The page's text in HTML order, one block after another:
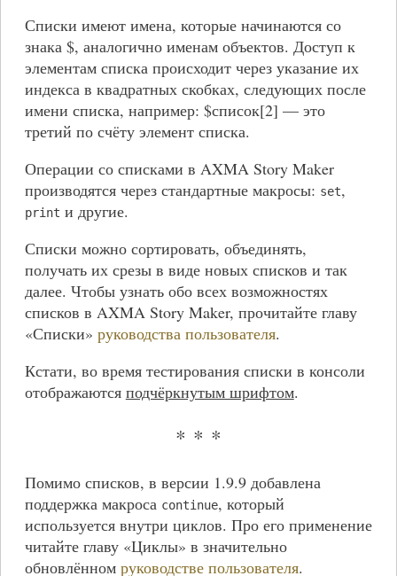
Списки имеют имена, которые начинаются со
знака $, аналогично именам объектов. Доступ к
элементам списка происходит через указание их
индекса в квадратных скобках, следующих после
имени списка, например: $список[2] — это
третий по счёту элемент списка.
Операции со списками в AXMA Story Maker
производятся через стандартные макросы: set,
print и другие.
Списки можно сортировать, объединять,
получать их срезы в виде новых списков и так
далее. Чтобы узнать обо всех возможностях
списков в AXMA Story Maker, прочитайте главу
«Списки» руководства пользователя.
Кстати, во время тестирования списки в консоли
отображаются подчёркнутым шрифтом.
* * *
Помимо списков, в версии 1.9.9 добавлена
поддержка макроса continue, который
используется внутри циклов. Про его применение
читайте главу «Циклы» в значительно
обновлённом руководстве пользователя.